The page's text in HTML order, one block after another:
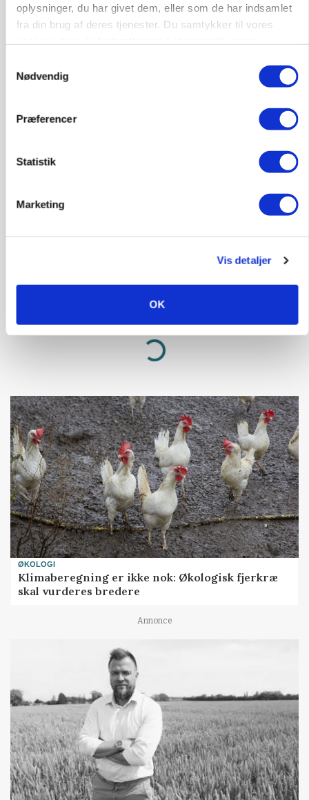
oplysninger, du har givet dem, eller som de har indsamlet
fra din brug af deres tjenester. Du samtykker til vores
Nødvendig
Præferencer
Statistik
Marketing
Vis detaljer
OK
Dansk professor hædret for Power-to-X-arbejde
opformeringsprofil afhænder jord for 85
Loading...
ØKOLOGI
Klimaberegning er ikke nok: Økologisk fjerkræ
skal vurderes bredere
Annonce